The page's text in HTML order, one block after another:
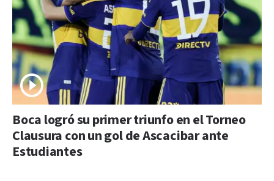
Boca logró su primer triunfo en el Torneo
Clausura con un gol de Ascacibar ante
Estudiantes